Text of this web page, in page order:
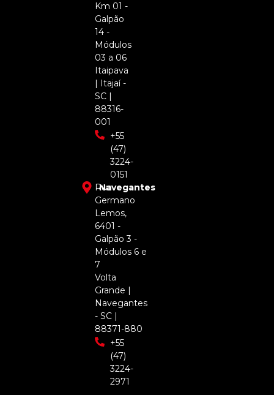
Km 01 -
Galpão
14 -
Módulos
03 a 06
Itaipava
| Itajaí -
SC |
88316-
001
+55
(47)
3224-
0151
Navegantes
Rua
Germano
Lemos,
6401 -
Galpão 3 -
Módulos 6 e
7
Volta
Grande |
Navegantes
- SC |
88371-880
+55
(47)
3224-
2971